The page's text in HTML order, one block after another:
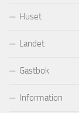
Huset
Landet
Gästbok
Information